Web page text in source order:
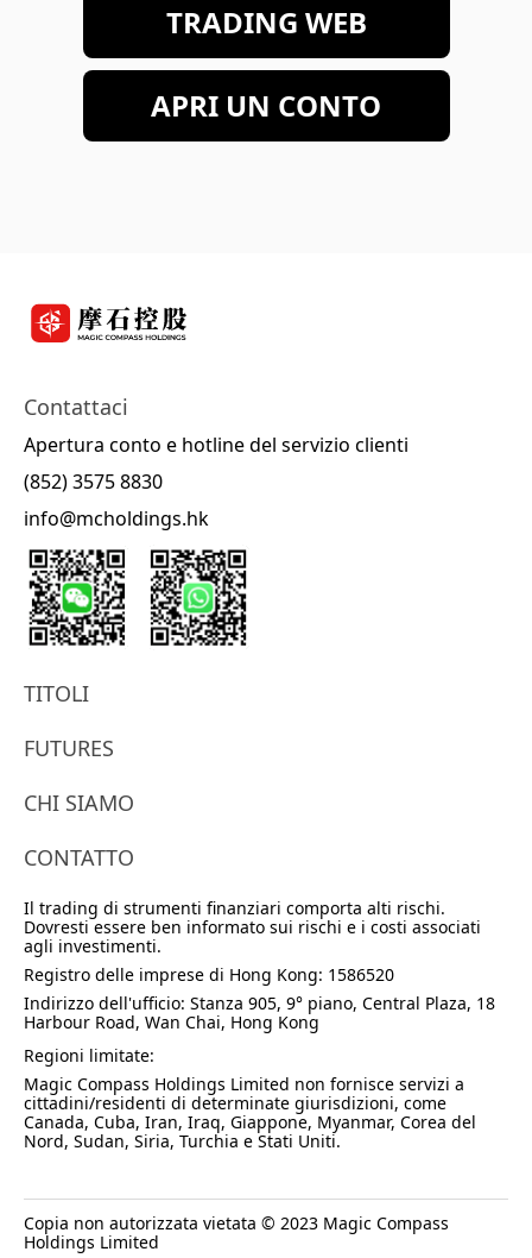
TRADING WEB
APRI UN CONTO
Contattaci
Apertura conto e hotline del servizio clienti
(852) 3575 8830
info@mcholdings.hk
TITOLI
FUTURES
CHI SIAMO
CONTATTO
Il trading di strumenti finanziari comporta alti rischi.
Dovresti essere ben informato sui rischi e i costi associati
agli investimenti.
Registro delle imprese di Hong Kong: 1586520
Indirizzo dell'ufficio: Stanza 905, 9° piano, Central Plaza, 18
Harbour Road, Wan Chai, Hong Kong
Regioni limitate:
Magic Compass Holdings Limited non fornisce servizi a
cittadini/residenti di determinate giurisdizioni, come
Canada, Cuba, Iran, Iraq, Giappone, Myanmar, Corea del
Nord, Sudan, Siria, Turchia e Stati Uniti.
Copia non autorizzata vietata © 2023 Magic Compass
Holdings Limited